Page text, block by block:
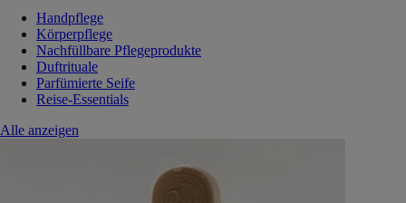
Handpflege
Körperpflege
Nachfüllbare Pflegeprodukte
Duftrituale
Parfümierte Seife
Reise-Essentials
Alle anzeigen